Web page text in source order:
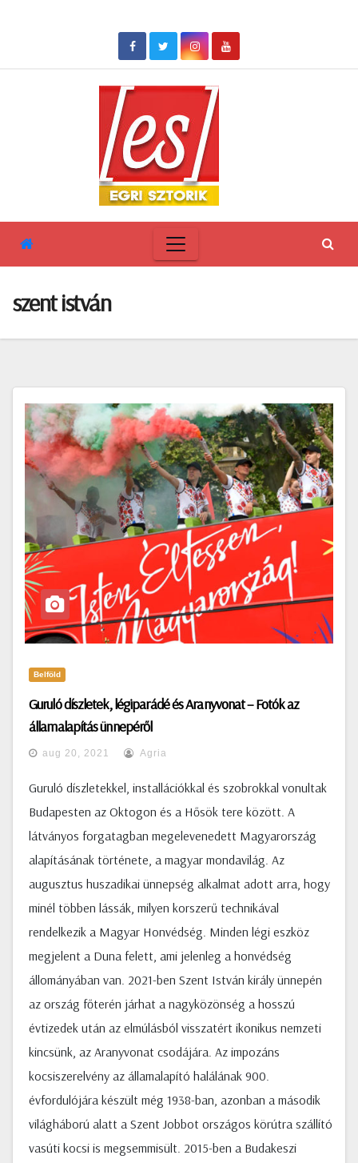
szent istván
Belföld
Guruló díszletek, légiparádé és Aranyvonat – Fotók az
államalapítás ünnepéről
aug 20, 2021 Agria
Guruló díszletekkel, installációkkal és szobrokkal vonultak
Budapesten az Oktogon és a Hősök tere között. A
látványos forgatagban megelevenedett Magyarország
alapításának története, a magyar mondavilág. Az
augusztus huszadikai ünnepség alkalmat adott arra, hogy
minél többen lássák, milyen korszerű technikával
rendelkezik a Magyar Honvédség. Minden légi eszköz
megjelent a Duna felett, ami jelenleg a honvédség
állományában van. 2021-ben Szent István király ünnepén
az ország főterén járhat a nagyközönség a hosszú
évtizedek után az elmúlásból visszatért ikonikus nemzeti
kincsünk, az Aranyvonat csodájára. Az impozáns
kocsiszerelvény az államalapító halálának 900.
évfordulójára készült még 1938-ban, azonban a második
világháború alatt a Szent Jobbot országos körútra szállító
vasúti kocsi is megsemmisült. 2015-ben a Budakeszi